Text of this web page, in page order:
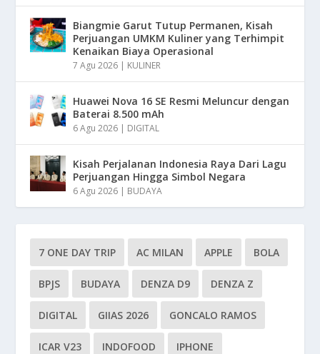
Biangmie Garut Tutup Permanen, Kisah
Perjuangan UMKM Kuliner yang Terhimpit
Kenaikan Biaya Operasional
7 Agu 2026 | KULINER
Huawei Nova 16 SE Resmi Meluncur dengan
Baterai 8.500 mAh
6 Agu 2026 | DIGITAL
Kisah Perjalanan Indonesia Raya Dari Lagu
Perjuangan Hingga Simbol Negara
6 Agu 2026 | BUDAYA
7 ONE DAY TRIP AC MILAN APPLE BOLA
BPJS BUDAYA DENZA D9 DENZA Z
DIGITAL GIIAS 2026 GONCALO RAMOS
ICAR V23 INDOFOOD IPHONE